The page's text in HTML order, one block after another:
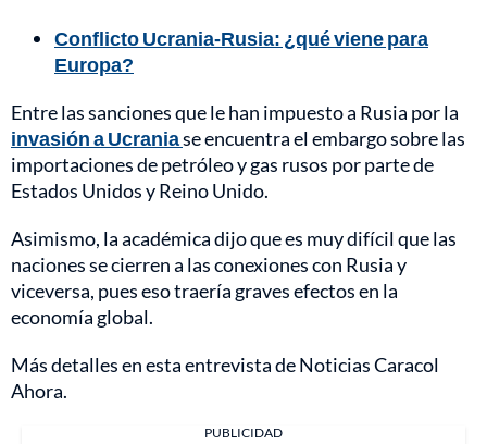
Conflicto Ucrania-Rusia: ¿qué viene para
Europa?
Entre las sanciones que le han impuesto a Rusia por la
invasión a Ucraniase encuentra el embargo sobre las
importaciones de petróleo y gas rusos por parte de
Estados Unidos y Reino Unido.
Asimismo, la académica dijo que es muy difícil que las
naciones se cierren a las conexiones con Rusia y
viceversa, pues eso traería graves efectos en la
economía global.
Más detalles en esta entrevista de Noticias Caracol
Ahora.
PUBLICIDAD